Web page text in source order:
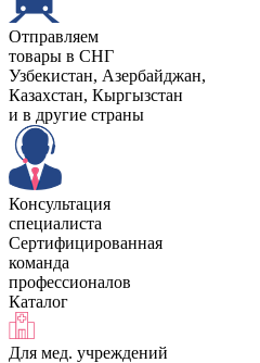
Отправляем
товары в СНГ
Узбекистан, Aзербайджан,
Казахстан, Кыргызстан
и в другие страны
Консультация
специалиста
Сертифицированная
команда
профессионалов
Каталог
Для мед. учреждений